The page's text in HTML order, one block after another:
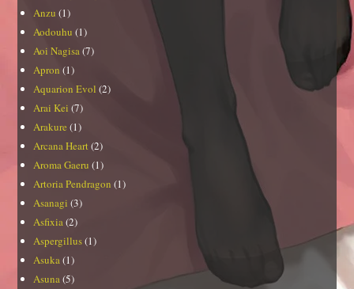
Anzu (1)
Aodouhu (1)
Aoi Nagisa (7)
Apron (1)
Aquarion Evol (2)
Arai Kei (7)
Arakure (1)
Arcana Heart (2)
Aroma Gaeru (1)
Artoria Pendragon (1)
Asanagi (3)
Asfixia (2)
Aspergillus(1)
Asuka (1)
Asuna (5)